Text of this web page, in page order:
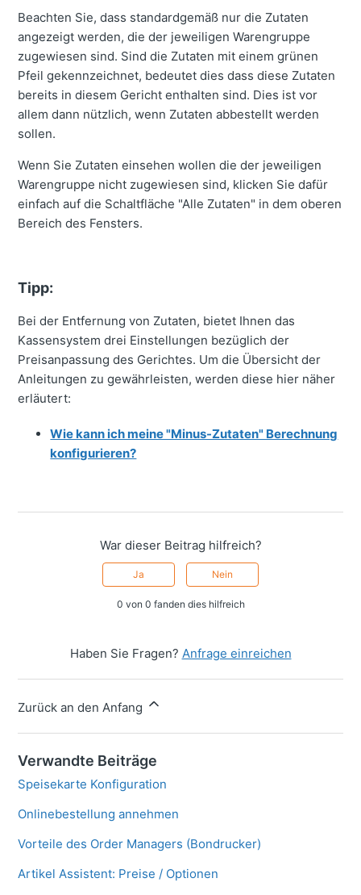
Beachten Sie, dass standardgemäß nur die Zutaten
angezeigt werden, die der jeweiligen Warengruppe
zugewiesen sind. Sind die Zutaten mit einem grünen
Pfeil gekennzeichnet, bedeutet dies dass diese Zutaten
bereits in diesem Gericht enthalten sind. Dies ist vor
allem dann nützlich, wenn Zutaten abbestellt werden
sollen.
Wenn Sie Zutaten einsehen wollen die der jeweiligen
Warengruppe nicht zugewiesen sind, klicken Sie dafür
einfach auf die Schaltfläche "Alle Zutaten" in dem oberen
Bereich des Fensters.
Tipp:
Bei der Entfernung von Zutaten, bietet Ihnen das
Kassensystem drei Einstellungen bezüglich der
Preisanpassung des Gerichtes. Um die Übersicht der
Anleitungen zu gewährleisten, werden diese hier näher
erläutert:
Wie kann ich meine "Minus-Zutaten" Berechnung
konfigurieren?
War dieser Beitrag hilfreich?
Ja Nein
0 von 0 fanden dies hilfreich
Haben Sie Fragen? Anfrage einreichen
Zurück an den Anfang
Verwandte Beiträge
Speisekarte Konfiguration
Onlinebestellung annehmen
Vorteile des Order Managers (Bondrucker)
Artikel Assistent: Preise / Optionen